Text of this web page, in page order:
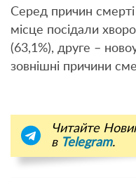
Серед причин
місце посідали
(63,1%), друге –
зовнішні причини
Читайте
в Telegram.